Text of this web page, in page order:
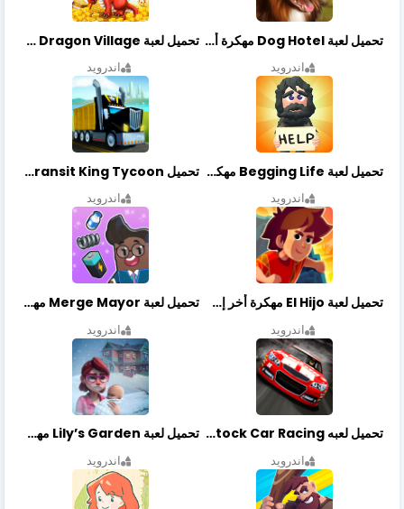
تحميل لعبة Dog Hotel مهكرة أخر إصدار
اندرويد
تحميل لعبة Dragon Village مهكرة أخر إصدار
اندرويد
تحميل لعبة Begging Life مهكرة أخر إصدار
اندرويد
تحميل Transit King Tycoon مهكرة أخر إصدار
اندرويد
تحميل لعبة El Hijo مهكرة أخر إصدار
اندرويد
تحميل لعبة Merge Mayor مهكرة أخر إصدار
اندرويد
تحميل لعبه Stock Car Racing مهكرة أخر إصدار
اندرويد
تحميل لعبة Lily’s Garden مهكرة أخر إصدار
اندرويد